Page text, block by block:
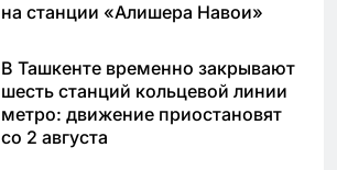
на станции «Алишера Навои»
В Ташкенте временно закрывают
шесть станций кольцевой линии
метро: движение приостановят
со 2 августа